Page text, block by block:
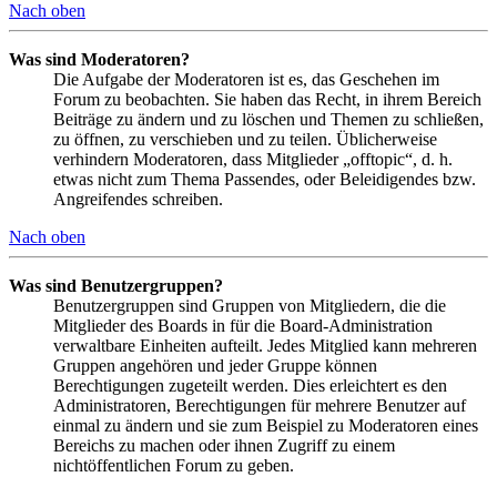
Nach oben
Was sind Moderatoren?
Die Aufgabe der Moderatoren ist es, das Geschehen im
Forum zu beobachten. Sie haben das Recht, in ihrem Bereich
Beiträge zu ändern und zu löschen und Themen zu schließen,
zu öffnen, zu verschieben und zu teilen. Üblicherweise
verhindern Moderatoren, dass Mitglieder „offtopic“, d. h.
etwas nicht zum Thema Passendes, oder Beleidigendes bzw.
Angreifendes schreiben.
Nach oben
Was sind Benutzergruppen?
Benutzergruppen sind Gruppen von Mitgliedern, die die
Mitglieder des Boards in für die Board-Administration
verwaltbare Einheiten aufteilt. Jedes Mitglied kann mehreren
Gruppen angehören und jeder Gruppe können
Berechtigungen zugeteilt werden. Dies erleichtert es den
Administratoren, Berechtigungen für mehrere Benutzer auf
einmal zu ändern und sie zum Beispiel zu Moderatoren eines
Bereichs zu machen oder ihnen Zugriff zu einem
nichtöffentlichen Forum zu geben.